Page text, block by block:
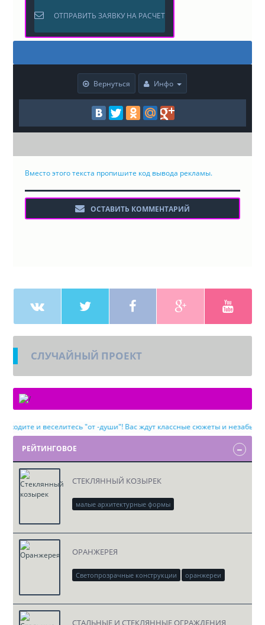
ОТПРАВИТЬ ЗАЯВКУ НА РАСЧЕТ
Вернуться Инфо
Вместо этого текста пропишите код вывода рекламы.
ОСТАВИТЬ КОММЕНТАРИЙ
СЛУЧАЙНЫЙ ПРОЕКТ
и веселитесь "от -души"! Вас ждут классные сюжеты и
РЕЙТИНГОВОЕ
СТЕКЛЯННЫЙ КОЗЫРЕК
малые архитектурные формы
ОРАНЖЕРЕЯ
Светопрозрачные конструкции
оранжереи
СТАЛЬНЫЕ И СТЕКЛЯННЫЕ ОГРАЖДЕНИЯ